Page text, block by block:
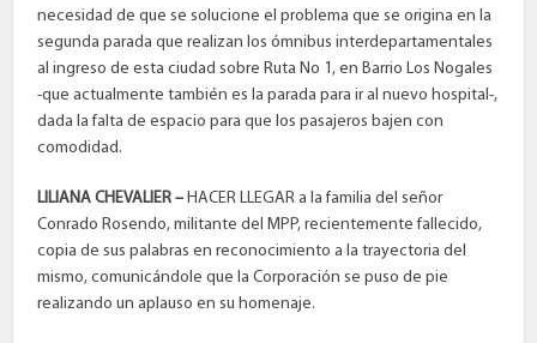
necesidad de que se solucione el problema que se origina en la
segunda parada que realizan los ómnibus interdepartamentales
al ingreso de esta ciudad sobre Ruta No 1, en Barrio Los Nogales
-que actualmente también es la parada para ir al nuevo hospital-,
dada la falta de espacio para que los pasajeros bajen con
comodidad.
LILIANA CHEVALIER – HACER LLEGAR a la familia del señor
Conrado Rosendo, militante del MPP, recientemente fallecido,
copia de sus palabras en reconocimiento a la trayectoria del
mismo, comunicándole que la Corporación se puso de pie
realizando un aplauso en su homenaje.